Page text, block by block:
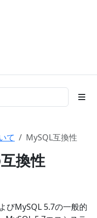
て MySQL互換性
換性
びMySQL 5.7の一般的